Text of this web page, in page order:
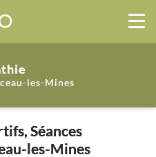
les-Mines
Séances
les-Mines